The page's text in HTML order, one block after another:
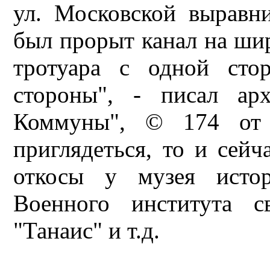
ул. Московской
был прорыт канал на
тротуара с одной
стороны", - писал
Коммуны", © 174 от
приглядеться, то и
откосы у музея
Военного института
"Танаис" и т.д.